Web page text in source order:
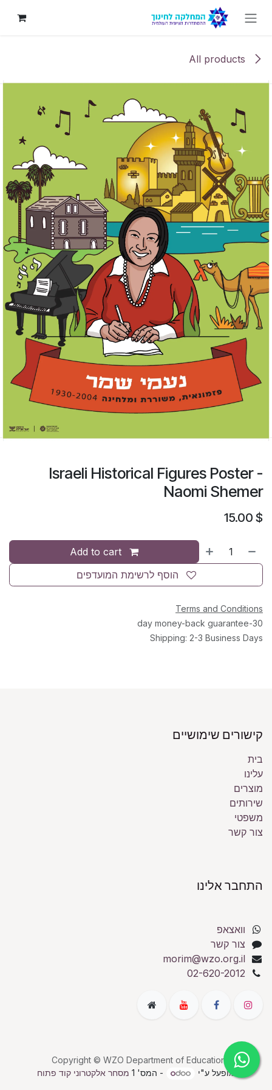
All products
Israeli Historical Figures Poster -
Naomi Shemer
$
15.00
Add to cart
הוסף לרשימת המועדפים
Terms and Conditions
30-day money-back guarantee
Shipping: 2-3 Business Days
קישורים שימושיים
בית
עלינו
מוצרים
שירותים
משפטי
צור קשר
התחבר אלינו
וואצאפ
צור קשר
morim@wzo.org.il
02-620-2012
Copyright © WZO Department of Education
מופעל ע"י
- המס' 1 מסחר אלקטרוני קוד פתוח